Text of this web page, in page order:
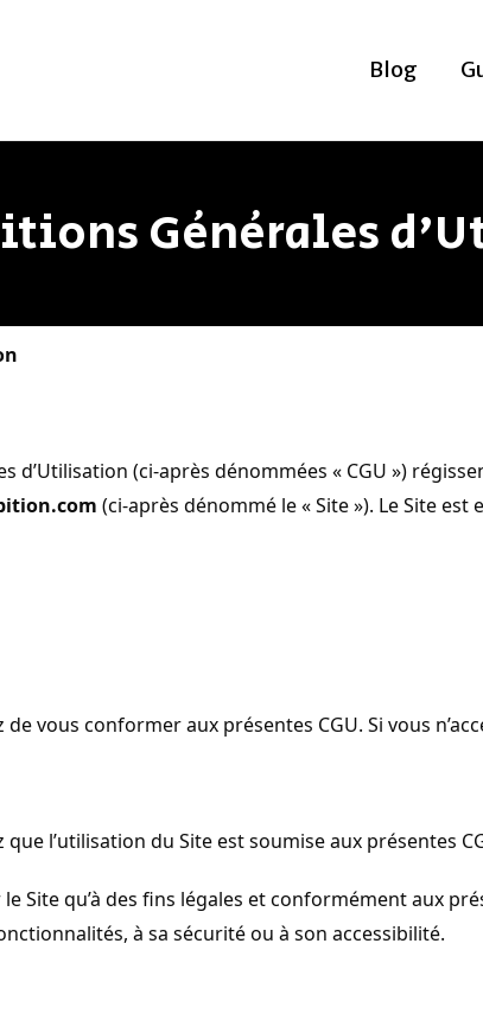
Blog
Générales
d’Utilisation (ci-après dénommées « CGU »)
(ci-après dénommé le « Site »). Le Site
vous conformer aux présentes CGU. Si vous
l’utilisation du Site est soumise aux présentes
Site qu’à des fins légales et conformément aux
à sa sécurité ou à son accessibilité.